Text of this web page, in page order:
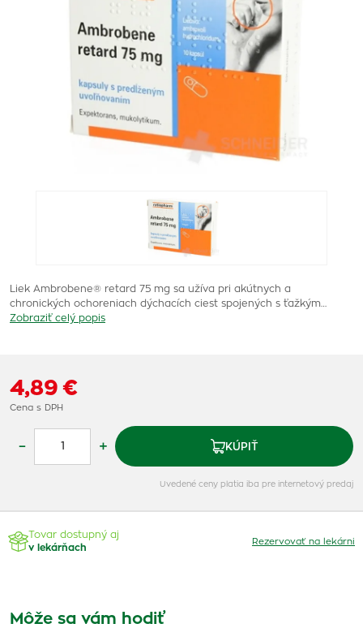
Liek Ambrobene® retard 75 mg sa užíva pri akútnych a
chronických ochoreniach dýchacích ciest spojených s ťažkým…
Zobraziť celý popis
4,89 €
Cena s DPH
– + KÚPIŤ
Uvedené ceny platia iba pre internetový predaj
Tovar dostupný aj
v lekárňach
Rezervovať na lekárni
Môže sa vám hodiť